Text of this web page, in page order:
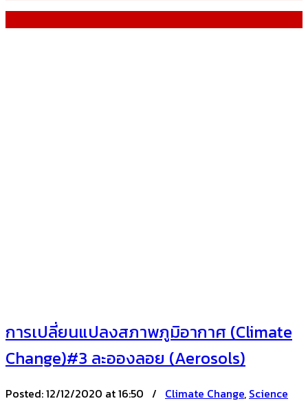
การเปลี่ยนแปลงสภาพภูมิอากาศ (Climate
Change)#3 ละอองลอย (Aerosols)
Posted:12/12/2020 at 16:50 / Climate Change, Science